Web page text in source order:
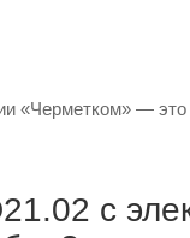
— это
с